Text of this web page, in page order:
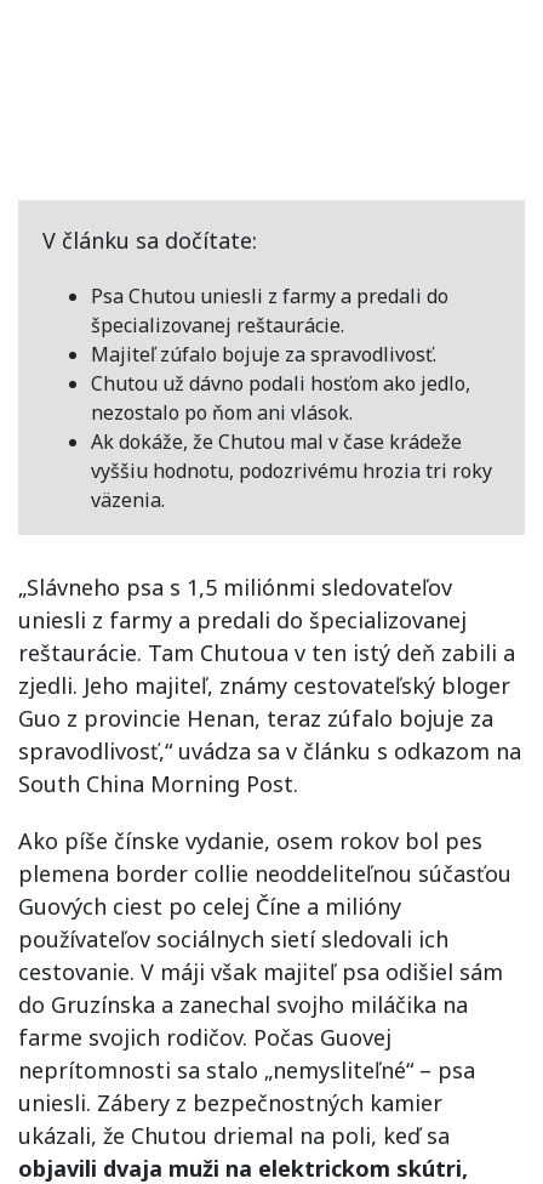
V článku sa dočítate:
Psa Chutou uniesli z farmy a predali do
špecializovanej reštaurácie.
Majiteľ zúfalo bojuje za spravodlivosť.
Chutou už dávno podali hosťom ako jedlo,
nezostalo po ňom ani vlások.
Ak dokáže, že Chutou mal v čase krádeže
vyššiu hodnotu, podozrivému hrozia tri roky
väzenia.
„Slávneho psa s 1,5 miliónmi sledovateľov
uniesli z farmy a predali do špecializovanej
reštaurácie. Tam Chutoua v ten istý deň zabili a
zjedli. Jeho majiteľ, známy cestovateľský bloger
Guo z provincie Henan, teraz zúfalo bojuje za
spravodlivosť,“ uvádza sa v článku s odkazom na
South China Morning Post.
Ako píše čínske vydanie, osem rokov bol pes
plemena border collie neoddeliteľnou súčasťou
Guových ciest po celej Číne a milióny
používateľov sociálnych sietí sledovali ich
cestovanie. V máji však majiteľ psa odišiel sám
do Gruzínska a zanechal svojho miláčika na
farme svojich rodičov. Počas Guovej
neprítomnosti sa stalo „nemysliteľné“ – psa
uniesli. Zábery z bezpečnostných kamier
ukázali, že Chutou driemal na poli, keď sa
objavili dvaja muži na elektrickom skútri,